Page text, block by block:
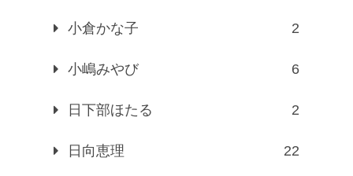
小倉かな子 2
小嶋みやび 6
日下部ほたる 2
日向恵理 22